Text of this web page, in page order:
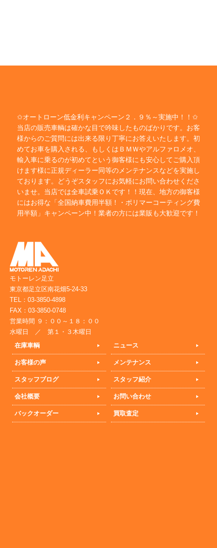
✩オートローン低金利キャンペーン２．９％～実施中！！✩
当店の販売車輌は確かな目で吟味したものばかりです。お客
様からのご質問には出来る限り丁寧にお答えいたします。初
めてお車を購入される、もしくはＢＭＷやアルファロメオ、
輸入車に乗るのが初めてという御客様にも安心してご購入頂
けます様に正規ディーラー同等のメンテナンスなどを実施し
ております。どうぞスタッフにお気軽にお問い合わせくださ
いませ。当店では全車試乗ＯＫです！！現在、地方の御客様
にはお得な「全国納車費用半額！・ポリマーコーティング費
用半額」キャンペーン中！業者の方には業販も大歓迎です！
モトーレン足立
東京都足立区南花畑5-24-33
TEL：03-3850-4898
FAX：03-3850-0748
営業時間 ９：００～１８：００
水曜日 ／ 第１・３木曜日
在庫車輌
ニュース
お客様の声 メンテナンス
スタッフブログ スタッフ紹介
会社概要 お問い合わせ
バックオーダー 買取査定